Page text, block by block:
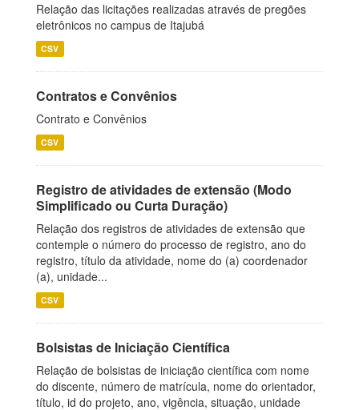
Relação das licitações realizadas através de pregões
eletrônicos no campus de Itajubá
CSV
Contratos e Convênios
Contrato e Convênios
CSV
Registro de atividades de extensão (Modo
Simplificado ou Curta Duração)
Relação dos registros de atividades de extensão que
contemple o número do processo de registro, ano do
registro, título da atividade, nome do (a) coordenador
(a), unidade...
CSV
Bolsistas de Iniciação Científica
Relação de bolsistas de iniciação científica com nome
do discente, número de matrícula, nome do orientador,
título, id do projeto, ano, vigência, situação, unidade